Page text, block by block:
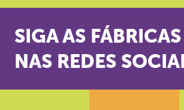
SIGA AS FÁBRICAS
NAS REDES